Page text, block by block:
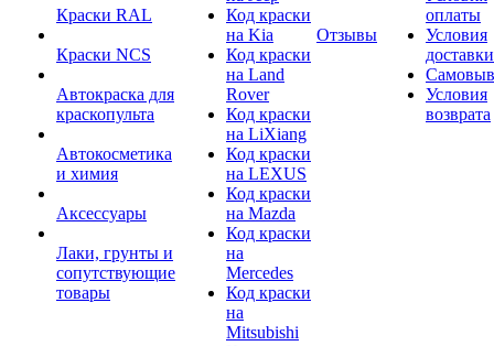
Краски RAL
Краски NCS
Автокраска для
краскопульта
Автокосметика
и химия
Аксессуары
Лаки, грунты и
сопутствующие
товары
Код краски
на Kia
Код краски
на Land
Rover
Код краски
на LiXiang
Код краски
на LEXUS
Код краски
на Mazda
Код краски
на
Mercedes
Код краски
на
Mitsubishi
Отзывы
оплаты
Условия
доставки
Условия
возврата